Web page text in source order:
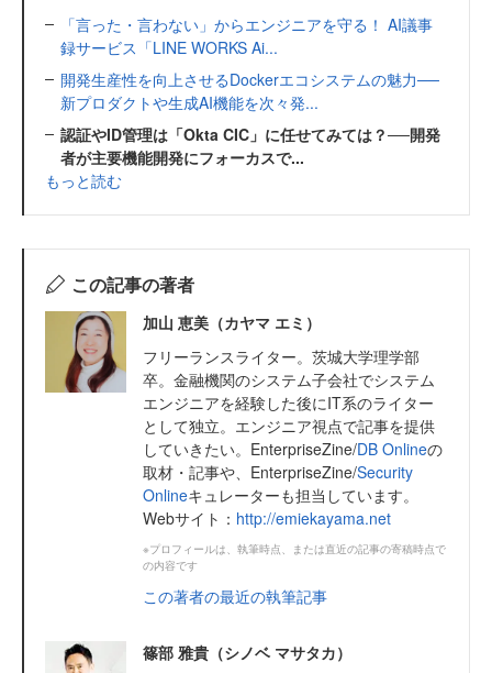
「言った・言わない」からエンジニアを守る！ AI議事
録サービス「LINE WORKS Ai...
開発生産性を向上させるDockerエコシステムの魅力──
新プロダクトや生成AI機能を次々発...
認証やID管理は「Okta CIC」に任せてみては？──開発
者が主要機能開発にフォーカスで...
もっと読む
この記事の著者
加山 恵美（カヤマ エミ）
フリーランスライター。茨城大学理学部
卒。金融機関のシステム子会社でシステム
エンジニアを経験した後にIT系のライター
として独立。エンジニア視点で記事を提供
していきたい。EnterpriseZine/DB Onlineの
取材・記事や、EnterpriseZine/Security
Onlineキュレーターも担当しています。
Webサイト： http://emiekayama.net
※プロフィールは、執筆時点、または直近の記事の寄稿時点で
の内容です
この著者の最近の執筆記事
篠部 雅貴（シノベ マサタカ）